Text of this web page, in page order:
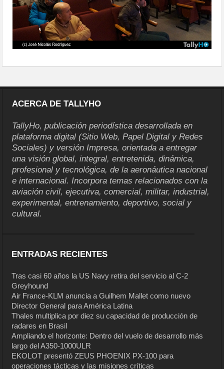
ACERCA DE TALLYHO
TallyHo, publicación periodística desarrollada en
plataforma digital (Sitio Web, Papel Digital y Redes
Sociales) y versión Impresa, orientada a entregar
una visión global, integral, entretenida, dinámica,
profesional y tecnológica, de la aeronáutica nacional
e internacional. Incorpora temas relacionados con la
aviación civil, ejecutiva, comercial, militar, industrial,
experimental, entrenamiento, deportivo, social y
cultural.
ENTRADAS RECIENTES
Tras casi 60 años la US Navy retira del servicio al C-2
Greyhound
Air France-KLM anuncia a Guilhem Mallet como nuevo
Director General para América Latina
Thales multiplica por diez su capacidad de producción de
radares en Brasil
Ampliando el horizonte: Dentro del vuelo de desarrollo más
largo del A350-1000ULR
EKOLOT presentó ZEUS PHOENIX PX-100 para
operaciones tácticas y las misiones críticas